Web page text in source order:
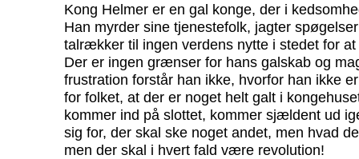
Kong Helmer er en gal konge, der i
Han myrder sine tjenestefolk, jagter
talrækker til ingen verdens nytte i stedet for
Der er ingen grænser for hans galskab og
frustration forstår han ikke, hvorfor han ikke
for folket, at der er noget helt galt i
kommer ind på slottet, kommer sjældent ud
sig for, der skal ske noget andet, men hvad
men der skal i hvert fald være revolution!